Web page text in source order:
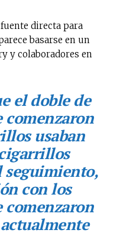
directa para
basarse en un
y colaboradores en
el doble de
comenzaron
usaban
seguimiento,
con los
comenzaron